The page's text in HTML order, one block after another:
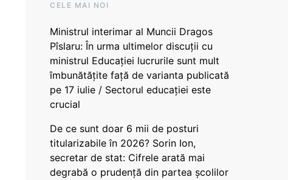
CELE MAI NOI
Ministrul interimar al Muncii Dragos
Pîslaru: În urma ultimelor discuții cu
ministrul Educației lucrurile sunt mult
îmbunătățite față de varianta publicată
pe 17 iulie / Sectorul educației este
crucial
De ce sunt doar 6 mii de posturi
titularizabile în 2026? Sorin Ion,
secretar de stat: Cifrele arată mai
degrabă o prudență din partea școlilor